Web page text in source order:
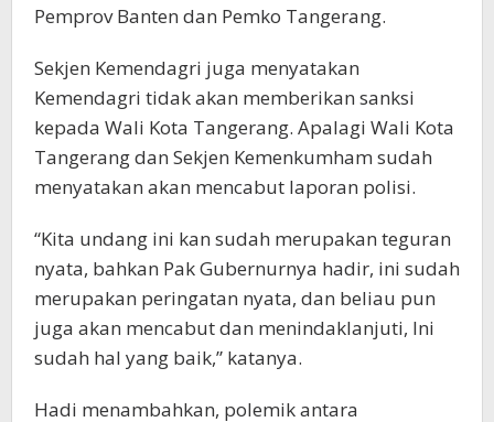
Pemprov Banten dan Pemko Tangerang.
Sekjen Kemendagri juga menyatakan
Kemendagri tidak akan memberikan sanksi
kepada Wali Kota Tangerang. Apalagi Wali Kota
Tangerang dan Sekjen Kemenkumham sudah
menyatakan akan mencabut laporan polisi.
“Kita undang ini kan sudah merupakan teguran
nyata, bahkan Pak Gubernurnya hadir, ini sudah
merupakan peringatan nyata, dan beliau pun
juga akan mencabut dan menindaklanjuti, Ini
sudah hal yang baik,” katanya.
Hadi menambahkan, polemik antara